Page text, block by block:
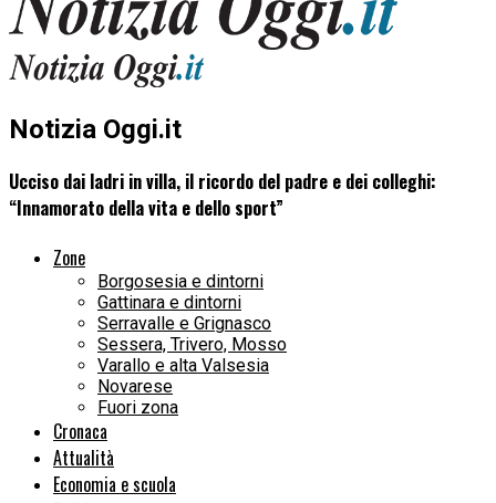
Notizia Oggi.it
Ucciso dai ladri in villa, il ricordo del padre e dei colleghi:
“Innamorato della vita e dello sport”
Zone
Borgosesia e dintorni
Gattinara e dintorni
Serravalle e Grignasco
Sessera, Trivero, Mosso
Varallo e alta Valsesia
Novarese
Fuori zona
Cronaca
Attualità
Economia e scuola